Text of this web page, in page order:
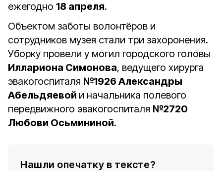
ежегодно 18 апреля.
Объектом заботы волонтёров и
сотрудников музея стали три захоронения.
Уборку провели у могил городского головы
Иллариона Симонова, ведущего хирурга
эвакогоспиталя №1926 Александры
Абельдяевой и начальника полевого
передвижного эвакогоспиталя №2720
Любови Осьмининой.
Нашли опечатку в тексте?